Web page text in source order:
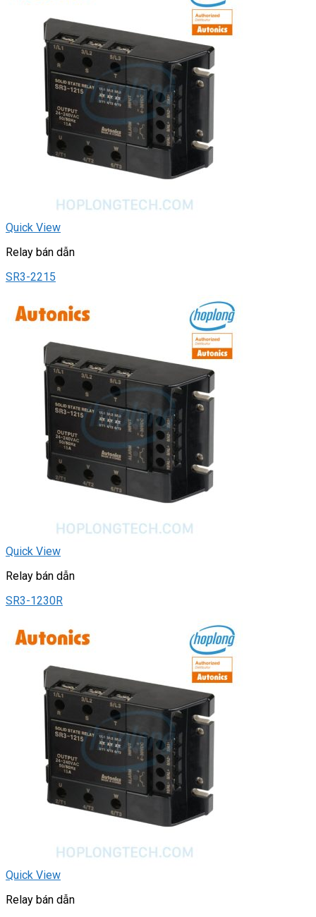
Quick View
Relay bán dẫn
SR3-2215
Quick View
Relay bán dẫn
SR3-1230R
Quick View
Relay bán dẫn